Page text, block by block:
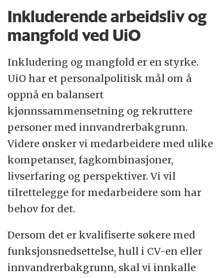
Inkluderende arbeidsliv og
mangfold ved UiO
Inkludering og mangfold er en styrke.
UiO har et personalpolitisk mål om å
oppnå en balansert
kjønnssammensetning og rekruttere
personer med innvandrerbakgrunn.
Videre ønsker vi medarbeidere med ulike
kompetanser, fagkombinasjoner,
livserfaring og perspektiver. Vi vil
tilrettelegge for medarbeidere som har
behov for det.
Dersom det er kvalifiserte søkere med
funksjonsnedsettelse, hull i CV-en eller
innvandrerbakgrunn, skal vi innkalle